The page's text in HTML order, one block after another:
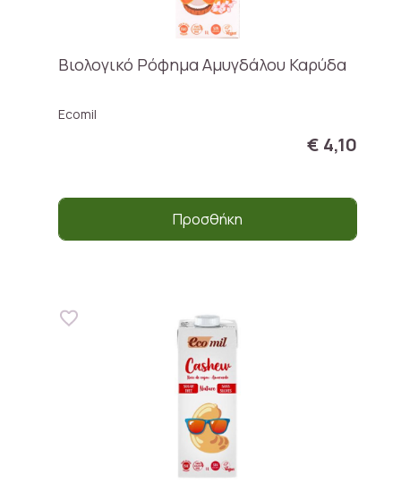
Βιολογικό Ρόφημα Αμυγδάλου Καρύδα
Ecomil
€ 4,10
Προσθήκη